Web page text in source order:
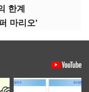
한계
마리오'